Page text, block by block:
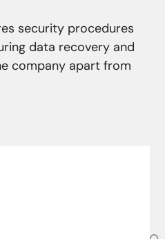
security procedures
data recovery and
company apart from